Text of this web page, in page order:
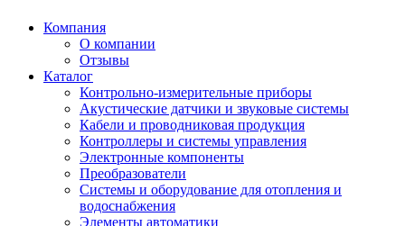
Компания
О компании
Отзывы
Каталог
Контрольно-измерительные приборы
Акустические датчики и звуковые системы
Кабели и проводниковая продукция
Контроллеры и системы управления
Электронные компоненты
Преобразователи
Системы и оборудование для отопления и
водоснабжения
Элементы автоматики